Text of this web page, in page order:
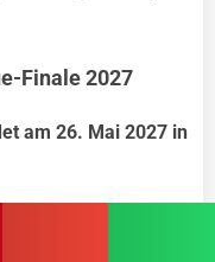
Finale 2027
am 26. Mai 2027 in